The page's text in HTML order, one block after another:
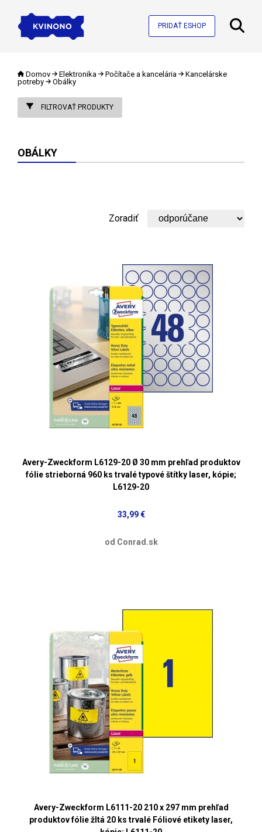
PRIDAŤ ESHOP
Domov Elektronika Počítače a kancelária
Kancelárske
potreby
Obálky
FILTROVAŤ PRODUKTY
OBÁLKY
Zoradiť
Avery-Zweckform L6129-20 Ø 30 mm prehľad produktov
fólie strieborná 960 ks trvalé typové štítky laser, kópie;
L6129-20
33,99 €
od Conrad.sk
Avery-Zweckform L6111-20 210 x 297 mm prehľad
produktov fólie žltá 20 ks trvalé Fóliové etikety laser,